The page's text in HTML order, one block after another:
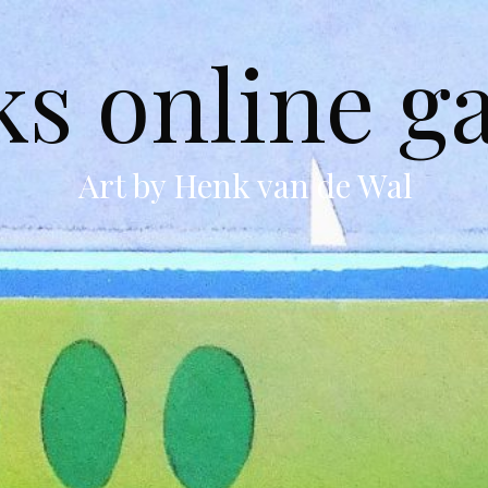
online
Art by Henk van de Wal